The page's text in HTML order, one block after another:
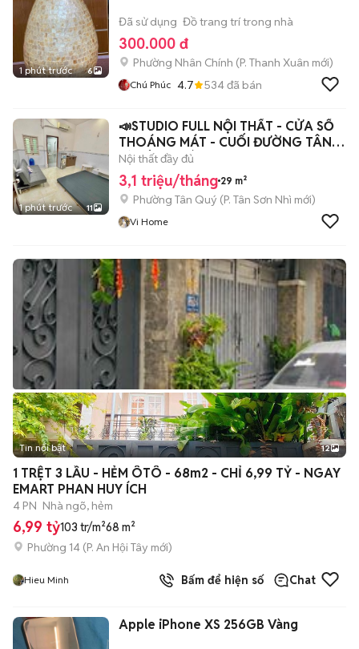
1 phút trước 6
Đã sử dụng Đồ trang trí trong nhà
300.000 đ
Phường Nhân Chính (P. Thanh Xuân mới)
Chú Phúc 4.7 534đã bán
1 phút trước 11
📣STUDIO FULL NỘI THẤT - CỬA SỔ
THOÁNG MÁT - CUỐI ĐƯỜNG TÂN
KỲ TÂN QUÝ📣
Nội thất đầy đủ
3,1 triệu/tháng 29 m²
Phường Tân Quý (P. Tân Sơn Nhì mới)
Vi Home
+2
Tin nổi bật 12
1 TRỆT 3 LẦU - HẺM ÔTÔ - 68m2 - CHỈ 6,99 TỶ - NGAY
EMART PHAN HUY ÍCH
4 PN Nhà ngõ, hẻm
6,99 tỷ103 tr/m²68 m²
Phường 14 (P. An Hội Tây mới)
Hieu Minh Bấm để hiện số Chat
Apple iPhone XS 256GB Vàng